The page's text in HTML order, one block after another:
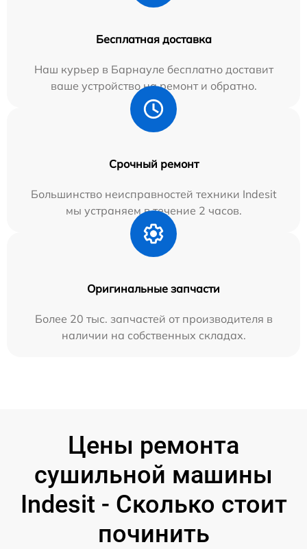
Бесплатная доставка
Наш курьер в Барнауле бесплатно доставит
ваше устройство на ремонт и обратно.
Срочный ремонт
Большинство неисправностей техники Indesit
мы устраняем в течение 2 часов.
Оригинальные запчасти
Более 20 тыс. запчастей от производителя в
наличии на собственных складах.
Цены ремонта
сушильной машины
Indesit - Сколько стоит
починить